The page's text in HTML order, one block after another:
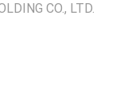
CO., LTD.